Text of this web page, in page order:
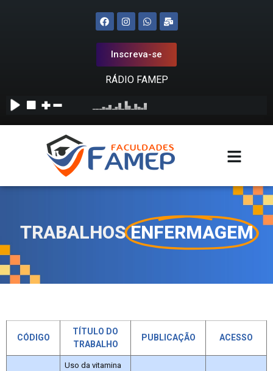
Inscreva-se
RÁDIO FAMEP
TRABALHOS ENFERMAGEM
CÓDIGO
TÍTULO DO
TRABALHO
PUBLICAÇÃO ACESSO
Uso da vitamina